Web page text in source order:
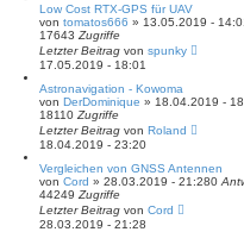
Low Cost RTX-GPS für UAV
von tomatos666 » 13.05.2019 -
17643 Zugriffe
Letzter Beitrag von spunky
17.05.2019 - 18:01
Astronavigation - Kowoma
von DerDominique » 18.04.2019 -
18110 Zugriffe
Letzter Beitrag von Roland
18.04.2019 - 23:20
Vergleichen von GNSS Antennen
von Cord » 28.03.2019 - 21:280
44249 Zugriffe
Letzter Beitrag von Cord
28.03.2019 - 21:28